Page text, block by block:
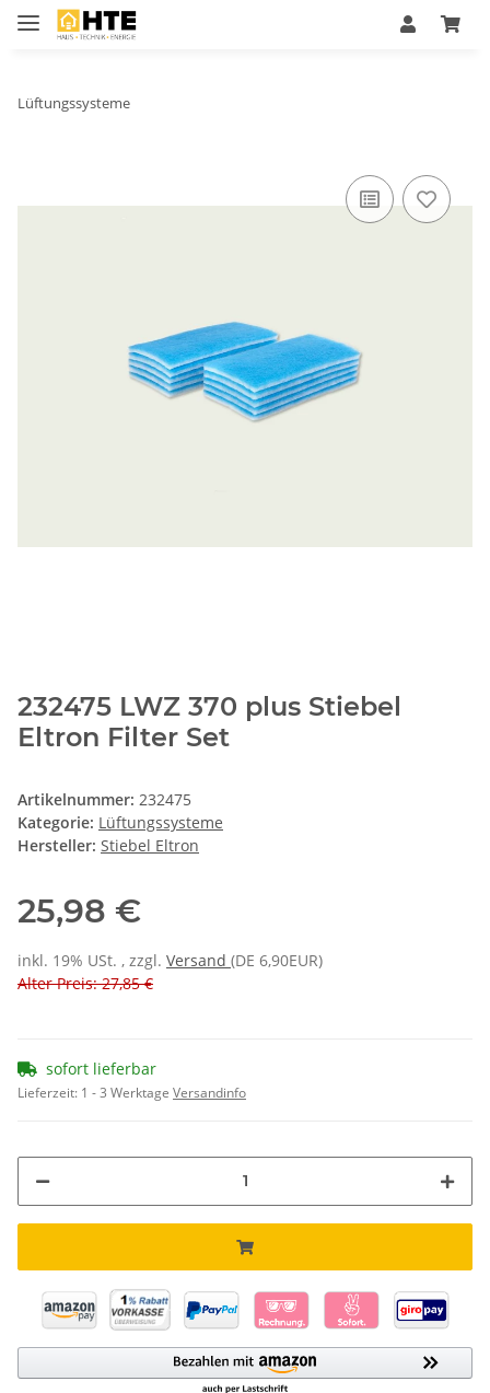
Lüftungssysteme
232475 LWZ 370 plus Stiebel
Eltron Filter Set
Artikelnummer: 232475
Kategorie: Lüftungssysteme
Hersteller: Stiebel Eltron
25,98 €
inkl. 19% USt. , zzgl. Versand (DE 6,90EUR)
Alter Preis: 27,85 €
sofort lieferbar
Lieferzeit: 1 - 3 Werktage Versandinfo